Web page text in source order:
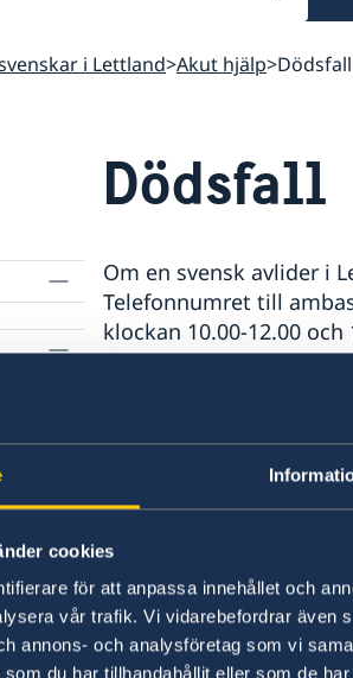
cookies
för att anpassa innehållet och
vår trafik. Vi vidarebefordrar även
annons- och analysföretag som vi
du har tillhandahållit eller som de
i Lettland Akut hjälp Dödsfall
Dödsfall
Om en svensk avlider i
Telefonnumret till
klockan 10.00-12.00
via samma nummer.
Ambassaden
Folkbokföringen.
t.ex.
Om försäkring finns
praktiska hanteringen
av den avlidne. Därför
åtminstone ha en